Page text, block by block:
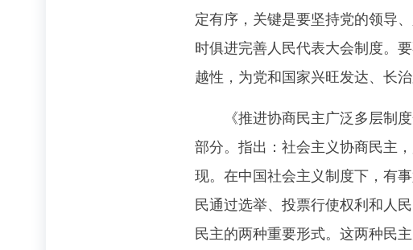
定有序，关键是要坚持党的领导
时俱进完善人民代表大会制度。
越性，为党和国家兴旺发达、长
《推进协商民主广泛多层制度
部分。指出：社会主义协商民主
现。在中国社会主义制度下，有
民通过选举、投票行使权利和人
民主的两种重要形式。这两种民